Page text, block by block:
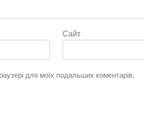
Сайт
для моїх подальших коментарів.